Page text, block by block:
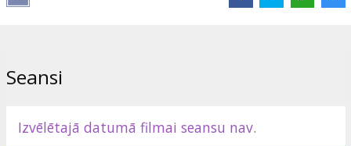
Filmas "Uzticīgais dārznieks" pamatā ir Džona le Karē romāns, to
Lomās: Ralph Fiennes, Rachel Weisz, Hubert Koundé, Danny
Huston, Bill Nighy
Filma angļu valodā ar subtitriem latviešu un krievu valodās.
Seansi
Izvēlētajā datumā filmai seansu nav.